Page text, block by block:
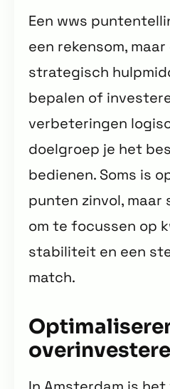
Een wws
een rekensom, maar
strategisch
bepalen of
verbeteringen
doelgroep je het
bedienen. Soms is
punten zinvol, maar
om te focussen op
stabiliteit en een
match.